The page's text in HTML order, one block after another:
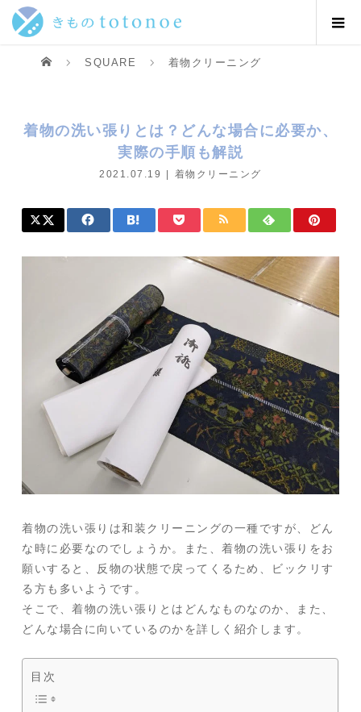
SQUARE 着物クリーニング
着物の洗い張りとは？どんな場合に必要か、
実際の手順も解説
2021.07.19 着物クリーニング
着物の洗い張りは和装クリーニングの一種ですが、どん
な時に必要なのでしょうか。また、着物の洗い張りをお
願いすると、反物の状態で戻ってくるため、ビックリす
る方も多いようです。
そこで、着物の洗い張りとはどんなものなのか、また、
どんな場合に向いているのかを詳しく紹介します。
目次